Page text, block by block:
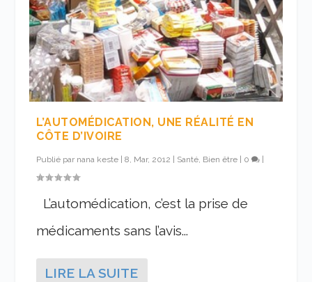
L’AUTOMÉDICATION, UNE RÉALITÉ EN
CÔTE D’IVOIRE
Publié par nana keste |8, Mar, 2012 | Santé, Bien être | 0 |
L’automédication, c’est la prise de
médicaments sans l’avis...
LIRE LA SUITE